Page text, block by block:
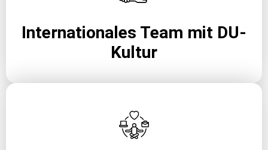
Internationales Team mit DU-
Kultur